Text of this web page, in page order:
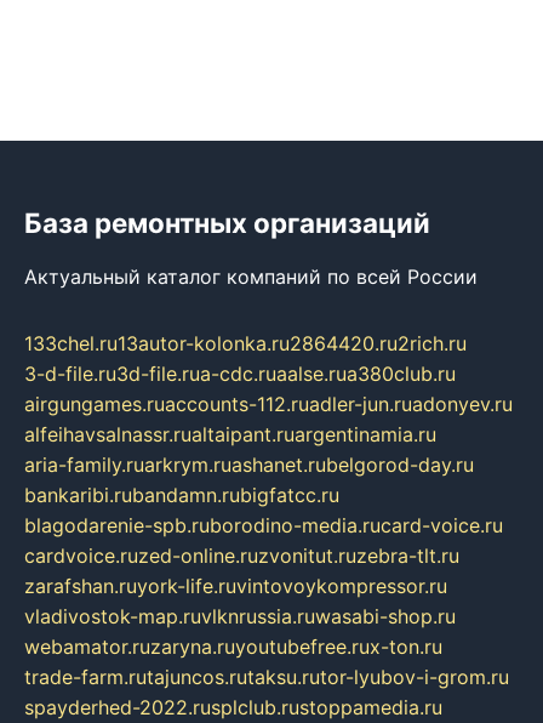
База ремонтных организаций
Актуальный каталог компаний по всей России
133chel.ru13autor-kolonka.ru2864420.ru2rich.ru
3-d-file.ru3d-file.rua-cdc.ruaalse.rua380club.ru
airgungames.ruaccounts-112.ruadler-jun.ruadonyev.ru
alfeihavsalnassr.rualtaipant.ruargentinamia.ru
aria-family.ruarkrym.ruashanet.rubelgorod-day.ru
bankaribi.rubandamn.rubigfatcc.ru
blagodarenie-spb.ruborodino-media.rucard-voice.ru
cardvoice.ruzed-online.ruzvonitut.ruzebra-tlt.ru
zarafshan.ruyork-life.ruvintovoykompressor.ru
vladivostok-map.ruvlknrussia.ruwasabi-shop.ru
webamator.ruzaryna.ruyoutubefree.rux-ton.ru
trade-farm.rutajuncos.rutaksu.rutor-lyubov-i-grom.ru
spayderhed-2022.rusplclub.rustoppamedia.ru